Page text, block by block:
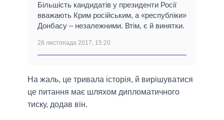
Більшість кандидатів у президенти Росії
вважають Крим російським, а «республіки»
Донбасу – незалежними. Втім, є й винятки.
28 листопада 2017, 15:20
На жаль, це тривала історія, й вирішуватися
це питання має шляхом дипломатичного
тиску, додав він.